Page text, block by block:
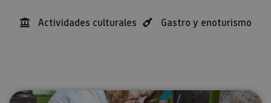
Actividades culturales Gastro y enoturismo